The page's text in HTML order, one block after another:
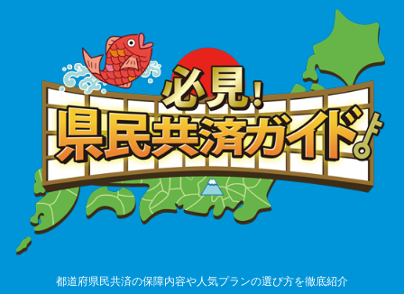
都道府県民共済の保障内容や人気プランの選び方を徹底紹介